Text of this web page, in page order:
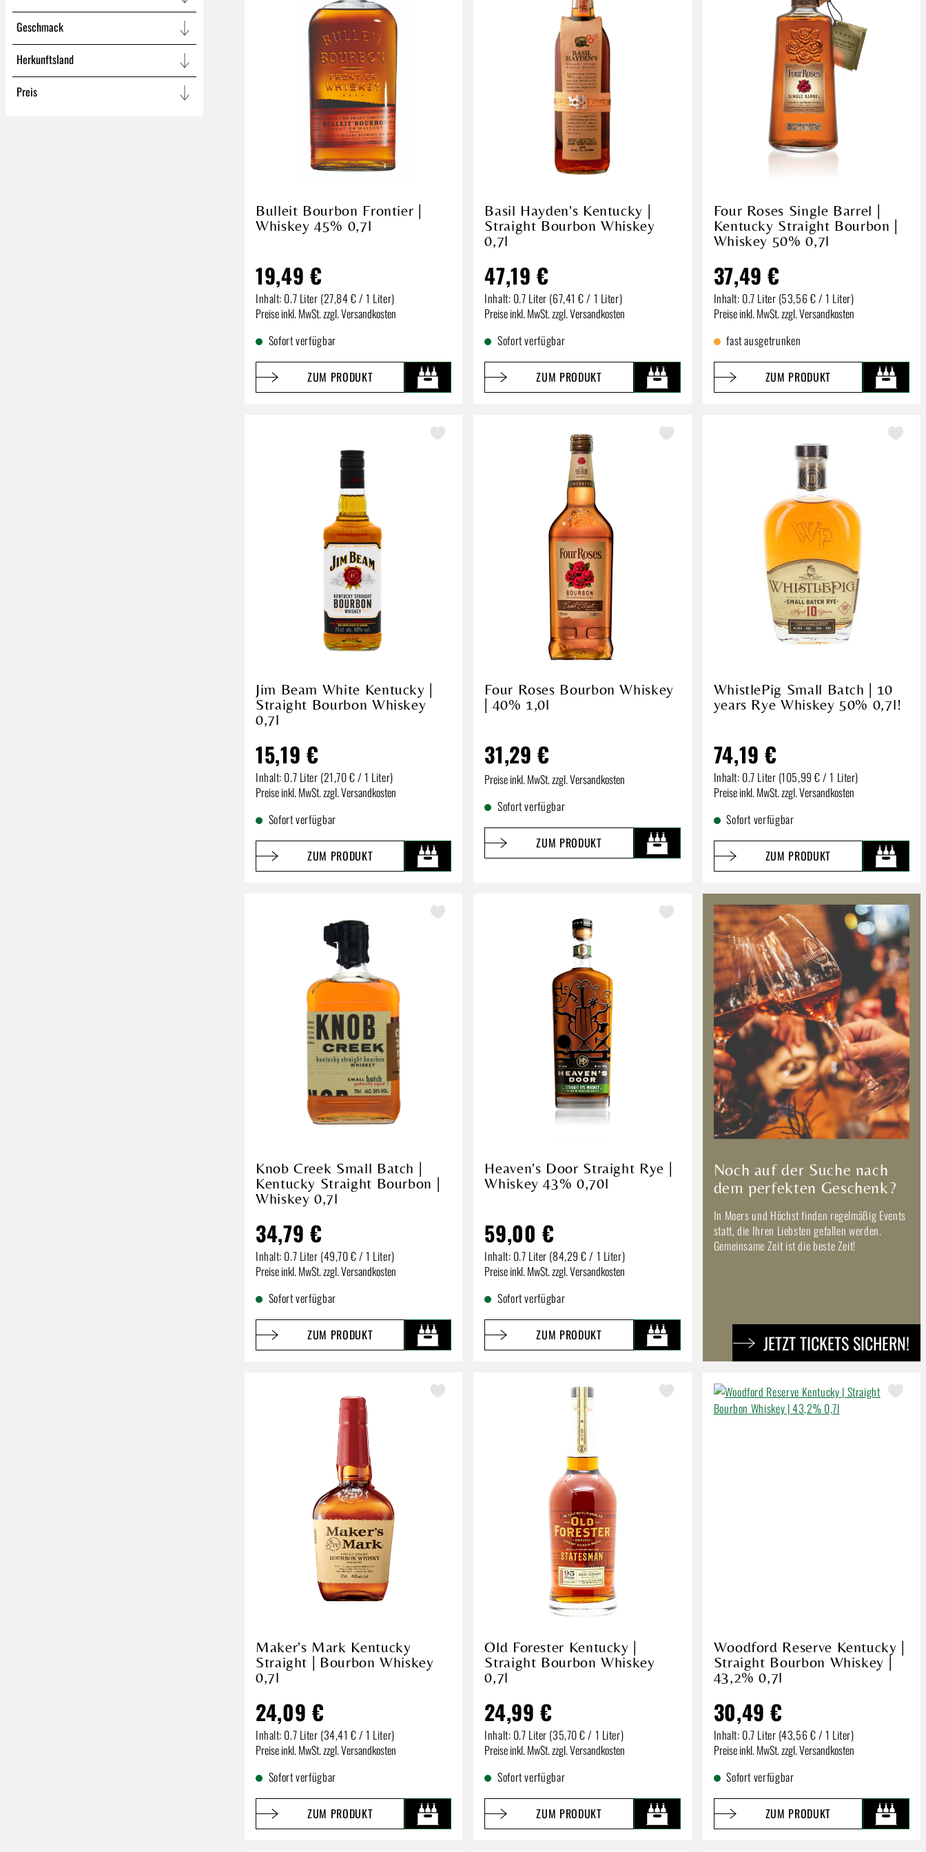
Geschmack
Herkunftsland
Preis
Bulleit Bourbon Frontier |
Whiskey 45% 0,7l
19,49 €
Inhalt: 0.7 Liter (27,84 € / 1 Liter)
Regulärer Preis:
Preise inkl. MwSt. zzgl. Versandkosten
Sofort verfügbar
ZUM PRODUKT
Basil Hayden's Kentucky |
Straight Bourbon Whiskey
0,7l
47,19 €
Inhalt: 0.7 Liter (67,41 € / 1 Liter)
Regulärer Preis:
Preise inkl. MwSt. zzgl. Versandkosten
Sofort verfügbar
ZUM PRODUKT
Four Roses Single Barrel |
Kentucky Straight Bourbon |
Whiskey 50% 0,7l
37,49 €
Inhalt: 0.7 Liter (53,56 € / 1 Liter)
Regulärer Preis:
Preise inkl. MwSt. zzgl. Versandkosten
fast ausgetrunken
ZUM PRODUKT
Jim Beam White Kentucky |
Straight Bourbon Whiskey
0,7l
15,19 €
Inhalt: 0.7 Liter (21,70 € / 1 Liter)
Regulärer Preis:
Preise inkl. MwSt. zzgl. Versandkosten
Sofort verfügbar
ZUM PRODUKT
Four Roses Bourbon Whiskey
| 40% 1,0l
31,29 €
Regulärer Preis:
Preise inkl. MwSt. zzgl. Versandkosten
Sofort verfügbar
ZUM PRODUKT
WhistlePig Small Batch | 10
years Rye Whiskey 50% 0,7l!
74,19 €
Inhalt: 0.7 Liter (105,99 € / 1 Liter)
Regulärer Preis:
Preise inkl. MwSt. zzgl. Versandkosten
Sofort verfügbar
ZUM PRODUKT
Knob Creek Small Batch |
Kentucky Straight Bourbon |
Whiskey 0,7l
34,79 €
Inhalt: 0.7 Liter (49,70 € / 1 Liter)
Regulärer Preis:
Preise inkl. MwSt. zzgl. Versandkosten
Sofort verfügbar
ZUM PRODUKT
Heaven's Door Straight Rye |
Whiskey 43% 0,70l
59,00 €
Inhalt: 0.7 Liter (84,29 € / 1 Liter)
Regulärer Preis:
Preise inkl. MwSt. zzgl. Versandkosten
Sofort verfügbar
ZUM PRODUKT
Noch auf der Suche nach
dem perfekten Geschenk?
In Moers und Höchst finden regelmäßig Events
statt, die Ihren Liebsten gefallen werden.
Gemeinsame Zeit ist die beste Zeit!
JETZT TICKETS SICHERN!
Maker's Mark Kentucky
Straight | Bourbon Whiskey
0,7l
24,09 €
Inhalt: 0.7 Liter (34,41 € / 1 Liter)
Regulärer Preis:
Preise inkl. MwSt. zzgl. Versandkosten
Sofort verfügbar
ZUM PRODUKT
Old Forester Kentucky |
Straight Bourbon Whiskey
0,7l
24,99 €
Inhalt: 0.7 Liter (35,70 € / 1 Liter)
Regulärer Preis:
Preise inkl. MwSt. zzgl. Versandkosten
Sofort verfügbar
ZUM PRODUKT
Woodford Reserve Kentucky |
Straight Bourbon Whiskey |
43,2% 0,7l
30,49 €
Inhalt: 0.7 Liter (43,56 € / 1 Liter)
Regulärer Preis:
Preise inkl. MwSt. zzgl. Versandkosten
Sofort verfügbar
ZUM PRODUKT